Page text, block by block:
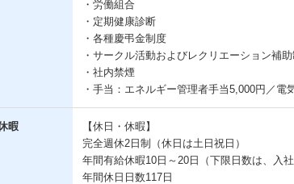
・労働組合
・定期健康診断
・各種慶弔金制度
・サークル活動およびレクリエーション補
・社内禁煙
・手当：エネルギー管理者手当5,000円／電
暇
【休日・休暇】
完全週休2日制（休日は土日祝日）
年間有給休暇10日～20日（下限日数は、入
年間休日日数117日